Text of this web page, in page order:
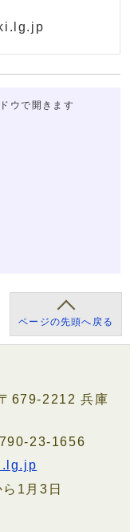
ウで開きます
ページの先頭へ戻る
679-2212 兵庫
23-1656
1月3日